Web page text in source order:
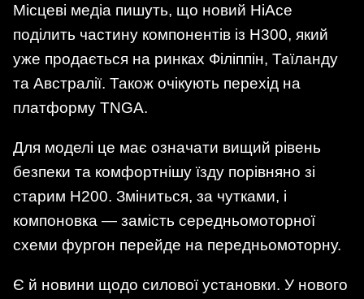
Місцеві медіа пишуть, що новий HiAce
поділить частину компонентів із H300, який
уже продається на ринках Філіппін, Таїланду
та Австралії. Також очікують перехід на
платформу TNGA.
Для моделі це має означати вищий рівень
безпеки та комфортнішу їзду порівняно зі
старим H200. Зміниться, за чутками, і
компоновка — замість середньомоторної
схеми фургон перейде на передньомоторну.
Є й новини щодо силової установки. У нового